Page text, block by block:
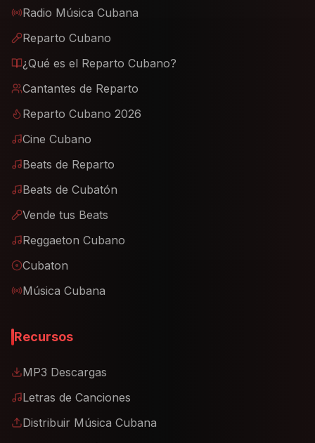
Radio Música Cubana
Reparto Cubano
¿Qué es el Reparto Cubano?
Cantantes de Reparto
Reparto Cubano 2026
Cine Cubano
Beats de Reparto
Beats de Cubatón
Vende tus Beats
Reggaeton Cubano
Cubaton
Música Cubana
Recursos
MP3 Descargas
Letras de Canciones
Distribuir Música Cubana